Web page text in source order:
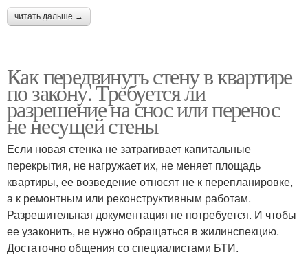
читать дальше →
Как передвинуть стену в квартире
по закону. Требуется ли
разрешение на снос или перенос
не несущей стены
Если новая стенка не затрагивает капитальные
перекрытия, не нагружает их, не меняет площадь
квартиры, ее возведение относят не к перепланировке,
а к ремонтным или реконструктивным работам.
Разрешительная документация не потребуется. И чтобы
ее узаконить, не нужно обращаться в жилинспекцию.
Достаточно общения со специалистами БТИ.